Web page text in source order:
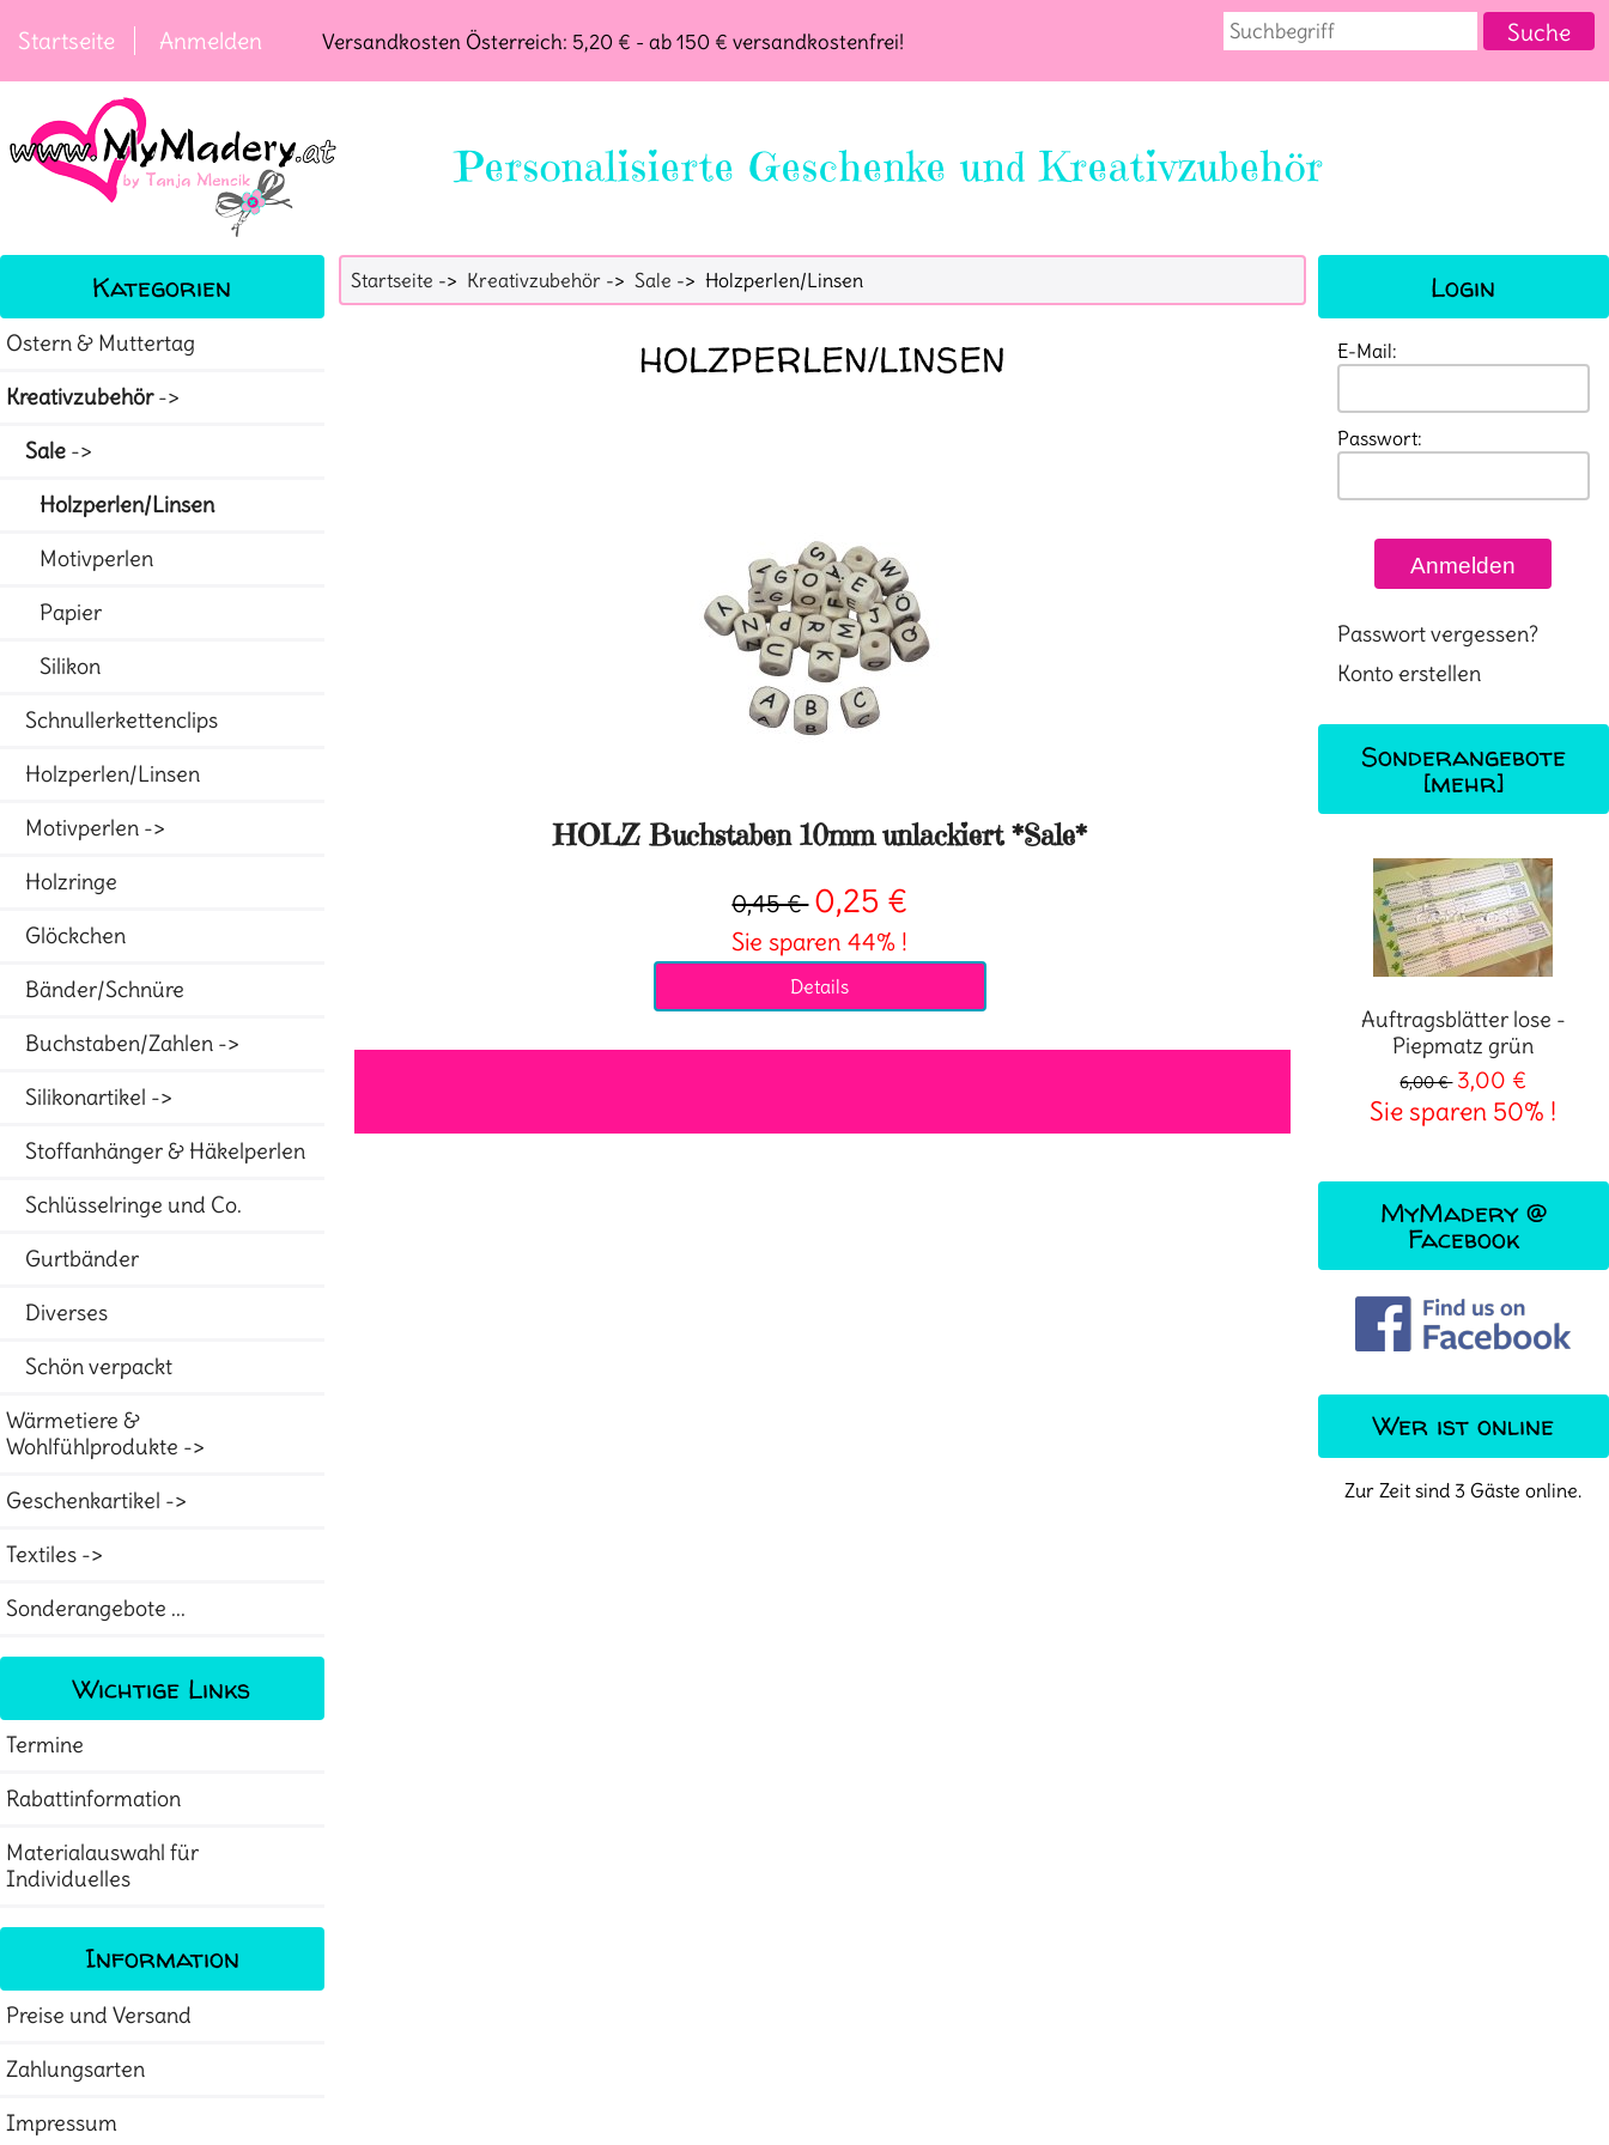
Startseite Anmelden Versandkosten Österreich: 5,20 € - ab 150 € versandkostenfrei!
Personalisierte Geschenke und Kreativzubehör
Kategorien
Ostern & Muttertag
Kreativzubehör->
Sale ->
Holzperlen/Linsen
Motivperlen
Papier
Silikon
Schnullerkettenclips
Holzperlen/Linsen
Motivperlen ->
Holzringe
Glöckchen
Bänder/Schnüre
Buchstaben/Zahlen ->
Silikonartikel ->
Stoffanhänger & Häkelperlen
Schlüsselringe und Co.
Gurtbänder
Diverses
Schön verpackt
Wärmetiere &
Wohlfühlprodukte ->
Geschenkartikel ->
Textiles ->
Sonderangebote ...
Wichtige Links
Termine
Rabattinformation
Materialauswahl für
Individuelles
Information
Preise und Versand
Zahlungsarten
Impressum
Startseite -> Kreativzubehör ->Sale -> Holzperlen/Linsen
HOLZPERLEN/LINSEN
HOLZ Buchstaben 10mm unlackiert *Sale*
0,45 € 0,25 €
Sie sparen 44% !
Details
Login
E-Mail:
Passwort:
Passwort vergessen?
Konto erstellen
Sonderangebote
[mehr]
Auftragsblätter lose -
Piepmatz grün
6,00 € 3,00 €
Sie sparen 50% !
MyMadery @
Facebook
Wer ist online
Zur Zeit sind 3 Gäste online.